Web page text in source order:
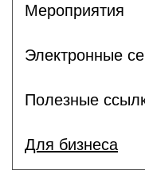
Мероприятия
Электронные
Полезные
Для бизнеса